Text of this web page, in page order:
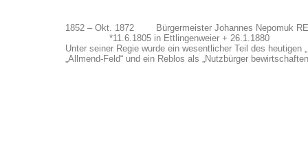
1852 – Okt. 1872 Bürgermeister Johannes Nepomuk
*11.6.1805 in Ettlingenweier + 26.1.1880
Unter seiner Regie wurde ein wesentlicher Teil des
„Allmend-Feld“ und ein Reblos als „Nutzbürger